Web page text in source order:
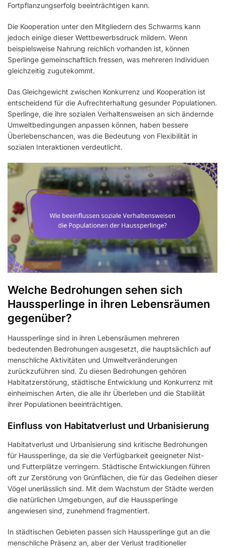
Fortpflanzungserfolg beeinträchtigen kann.
Die Kooperation unter den Mitgliedern des Schwarms kann
jedoch einige dieser Wettbewerbsdruck mildern. Wenn
beispielsweise Nahrung reichlich vorhanden ist, können
Sperlinge gemeinschaftlich fressen, was mehreren Individuen
gleichzeitig zugutekommt.
Das Gleichgewicht zwischen Konkurrenz und Kooperation ist
entscheidend für die Aufrechterhaltung gesunder Populationen.
Sperlinge, die ihre sozialen Verhaltensweisen an sich ändernde
Umweltbedingungen anpassen können, haben bessere
Überlebenschancen, was die Bedeutung von Flexibilität in
sozialen Interaktionen verdeutlicht.
Welche Bedrohungen sehen sich
Haussperlinge in ihren Lebensräumen
gegenüber?
Haussperlinge sind in ihren Lebensräumen mehreren
bedeutenden Bedrohungen ausgesetzt, die hauptsächlich auf
menschliche Aktivitäten und Umweltveränderungen
zurückzuführen sind. Zu diesen Bedrohungen gehören
Habitatzerstörung, städtische Entwicklung und Konkurrenz mit
einheimischen Arten, die alle ihr Überleben und die Stabilität
ihrer Populationen beeinträchtigen.
Einfluss von Habitatverlust und Urbanisierung
Habitatverlust und Urbanisierung sind kritische Bedrohungen
für Haussperlinge, da sie die Verfügbarkeit geeigneter Nist-
und Futterplätze verringern. Städtische Entwicklungen führen
oft zur Zerstörung von Grünflächen, die für das Gedeihen dieser
Vögel unerlässlich sind. Mit dem Wachstum der Städte werden
die natürlichen Umgebungen, auf die Haussperlinge
angewiesen sind, zunehmend fragmentiert.
In städtischen Gebieten passen sich Haussperlinge gut an die
menschliche Präsenz an, aber der Verlust traditioneller